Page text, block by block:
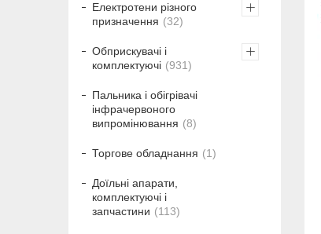
Електротени різного
призначення
32
Обприскувачі і
комплектуючі
931
Пальника і обігрівачі
інфрачервоного
випромінювання
8
Торгове обладнання 1
Доїльні апарати,
комплектуючі і
запчастини
113